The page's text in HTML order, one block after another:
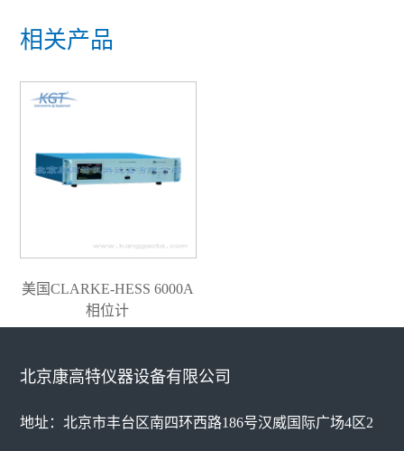
相关产品
美国CLARKE-HESS 6000A
相位计
北京康高特仪器设备有限公司
地址：北京市丰台区南四环西路186号汉威国际广场4区2